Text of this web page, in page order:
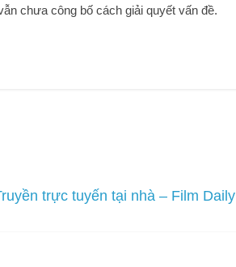
chưa công bố cách giải quyết vấn đề.
trực tuyến tại nhà – Film Daily